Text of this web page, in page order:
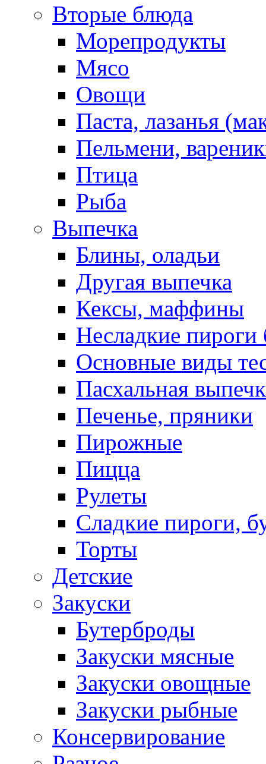
Вторые блюда
Морепродукты
Мясо
Овощи
Паста, лазанья
Пельмени,
Птица
Рыба
Выпечка
Блины, оладьи
Другая выпечка
Кексы, маффины
Несладкие пироги
Основные виды
Пасхальная
Печенье, пряники
Пирожные
Пицца
Рулеты
Сладкие пироги,
Торты
Детские
Закуски
Бутерброды
Закуски мясные
Закуски овощные
Закуски рыбные
Консервирование